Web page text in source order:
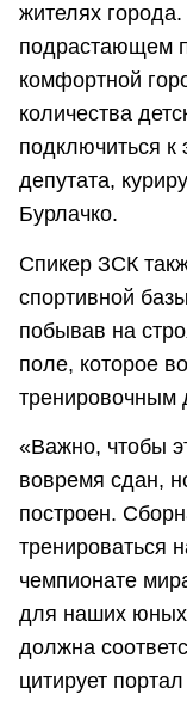
жителях
подрастающем
комфортной
количества
подключиться к
депутата,
Бурлачко.
Спикер ЗСК
спортивной
побывав на
поле, которое
тренировочным
«Важно, чтобы
вовремя сдан,
построен.
тренироваться
чемпионате
для наших юных
должна
цитирует